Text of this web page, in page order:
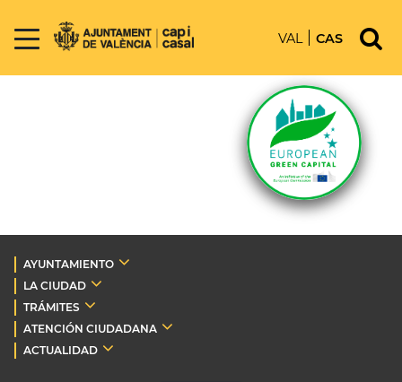
VAL CAS
AYUNTAMIENTO
LA CIUDAD
TRÁMITES
ATENCIÓN CIUDADANA
ACTUALIDAD